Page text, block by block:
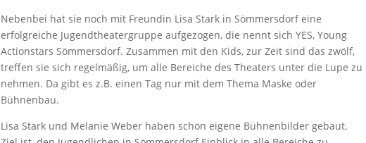
Nebenbei hat sie noch mit Freundin Lisa Stark in Sömmersdorf eine
erfolgreiche Jugendtheatergruppe aufgezogen, die nennt sich YES, Young
Actionstars Sömmersdorf. Zusammen mit den Kids, zur Zeit sind das zwölf,
treffen sie sich regelmäßig, um alle Bereiche des Theaters unter die Lupe zu
nehmen. Da gibt es z.B. einen Tag nur mit dem Thema Maske oder
Bühnenbau.
Lisa Stark und Melanie Weber haben schon eigene Bühnenbilder gebaut.